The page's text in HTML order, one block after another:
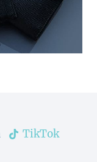
TikTok